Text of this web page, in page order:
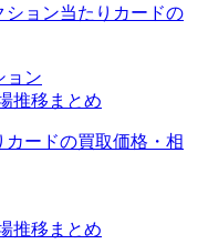
ョン
推移まとめ
推移まとめ